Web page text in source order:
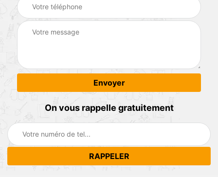
On vous rappelle gratuitement